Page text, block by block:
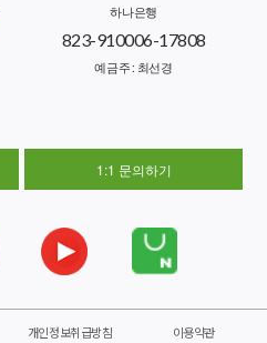
하나은행
823-910006-17808
예금주 : 최선경
1:1 문의하기
개인정보취급방침 이용약관